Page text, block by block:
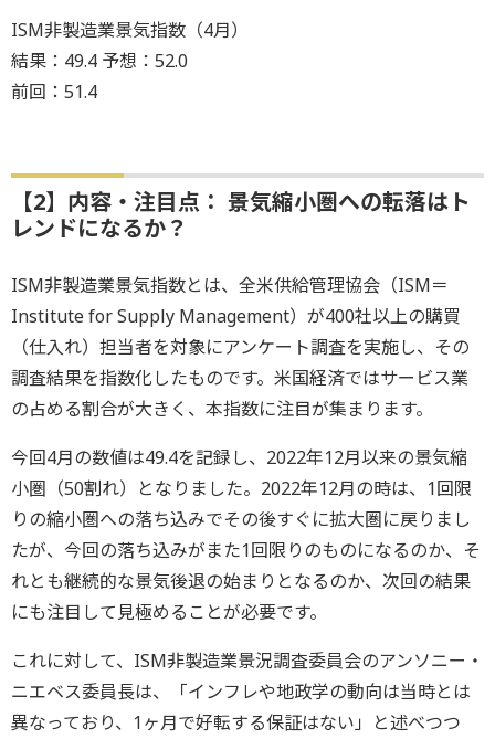
ISM非製造業景気指数（4月）
結果：49.4 予想：52.0
前回：51.4
【2】内容・注目点： 景気縮小圏への転落はト
レンドになるか？
ISM非製造業景気指数とは、全米供給管理協会（ISM＝
Institute for Supply Management）が400社以上の購買
（仕入れ）担当者を対象にアンケート調査を実施し、その
調査結果を指数化したものです。米国経済ではサービス業
の占める割合が大きく、本指数に注目が集まります。
今回4月の数値は49.4を記録し、2022年12月以来の景気縮
小圏（50割れ）となりました。2022年12月の時は、1回限
りの縮小圏への落ち込みでその後すぐに拡大圏に戻りまし
たが、今回の落ち込みがまた1回限りのものになるのか、そ
れとも継続的な景気後退の始まりとなるのか、次回の結果
にも注目して見極めることが必要です。
これに対して、ISM非製造業景況調査委員会のアンソニー・
ニエベス委員長は、「インフレや地政学の動向は当時とは
異なっており、1ヶ月で好転する保証はない」と述べつつ